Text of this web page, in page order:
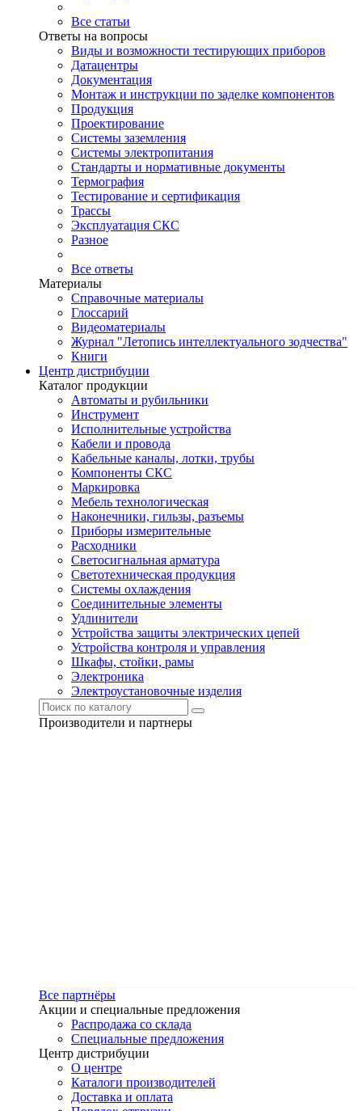
Все статьи
Ответы на вопросы
Виды и возможности тестирующих приборов
Датацентры
Документация
Монтаж и инструкции по заделке компонентов
Продукция
Проектирование
Системы заземления
Системы электропитания
Стандарты и нормативные документы
Термография
Тестирование и сертификация
Трассы
Эксплуатация СКС
Разное
Все ответы
Материалы
Справочные материалы
Глоссарий
Видеоматериалы
Журнал "Летопись интеллектуального зодчества"
Книги
Центр дистрибуции
Каталог продукции
Автоматы и рубильники
Инструмент
Исполнительные устройства
Кабели и провода
Кабельные каналы, лотки, трубы
Компоненты СКС
Маркировка
Мебель технологическая
Наконечники, гильзы, разъемы
Приборы измерительные
Расходники
Светосигнальная арматура
Светотехническая продукция
Системы охлаждения
Соединительные элементы
Удлинители
Устройства защиты электрических цепей
Устройства контроля и управления
Шкафы, стойки, рамы
Электроника
Электроустановочные изделия
Производители и партнеры
Все партнёры
Акции и специальные предложения
Распродажа со склада
Специальные предложения
Центр дистрибуции
О центре
Каталоги производителей
Доставка и оплата